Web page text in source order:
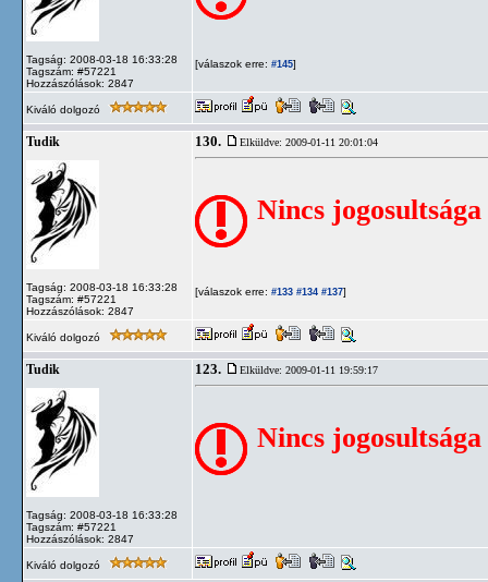
Tagság: 2008-03-18 16:33:28
Tagszám: #57221
Hozzászólások: 2847
[válaszok erre: #145]
Kiváló dolgozó
Tudik
Tagság: 2008-03-18 16:33:28
Tagszám: #57221
Hozzászólások: 2847
130. Elküldve: 2009-01-11 20:01:04
Nincs
[válaszok erre: #133 #134 #137]
Kiváló dolgozó
Tudik
Tagság: 2008-03-18 16:33:28
Tagszám: #57221
Hozzászólások: 2847
123. Elküldve: 2009-01-11 19:59:17
Nincs
Kiváló dolgozó